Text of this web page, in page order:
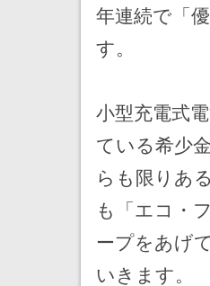
年連続で「
す。
小型充電式
ている希少
らも限りあ
も「エコ・
ープをあげ
いきます。